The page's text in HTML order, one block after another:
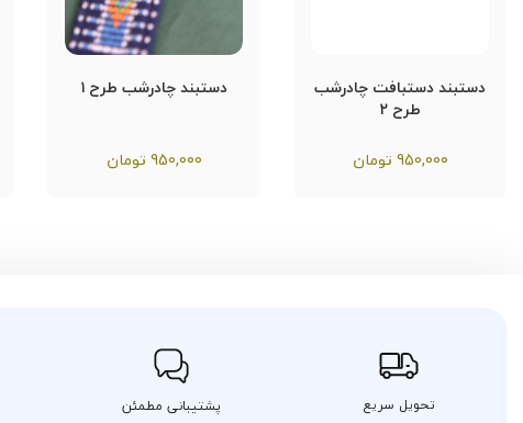
دستبند دستبافت چادرشب
طرح ۲
950,000 تومان
دستبند چادرشب طرح ۱
950,000 تومان
تحویل سریع پشتیبانی مطمئن